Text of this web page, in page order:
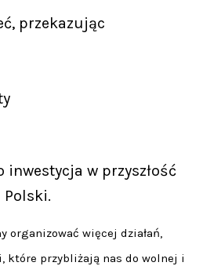
przekazując
inwestycja w przyszłość
Polski.
organizować więcej działań,
przybliżają nas do wolnej i